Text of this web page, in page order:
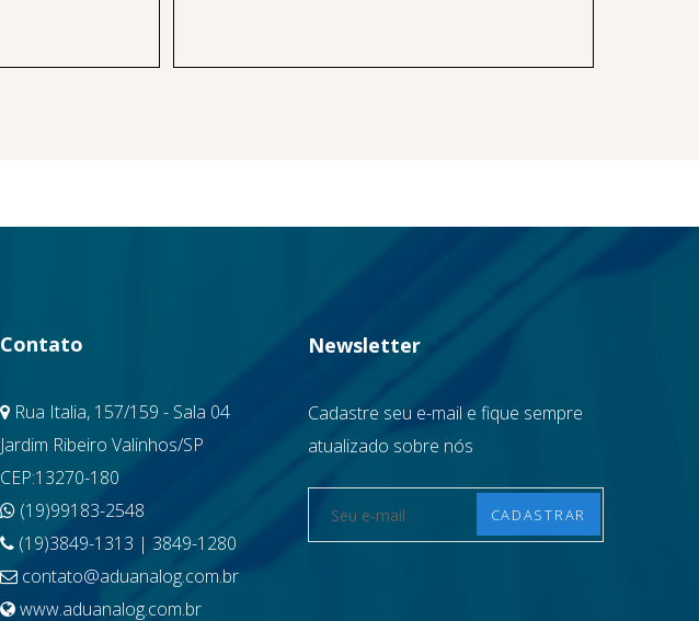
Contato
Rua Italia, 157/159 - Sala 04
Jardim Ribeiro Valinhos/SP
CEP:13270-180
(19)99183-2548
(19)3849-1313 | 3849-1280
contato@aduanalog.com.br
www.aduanalog.com.br
Newsletter
Cadastre seu e-mail e fique sempre
atualizado sobre nós